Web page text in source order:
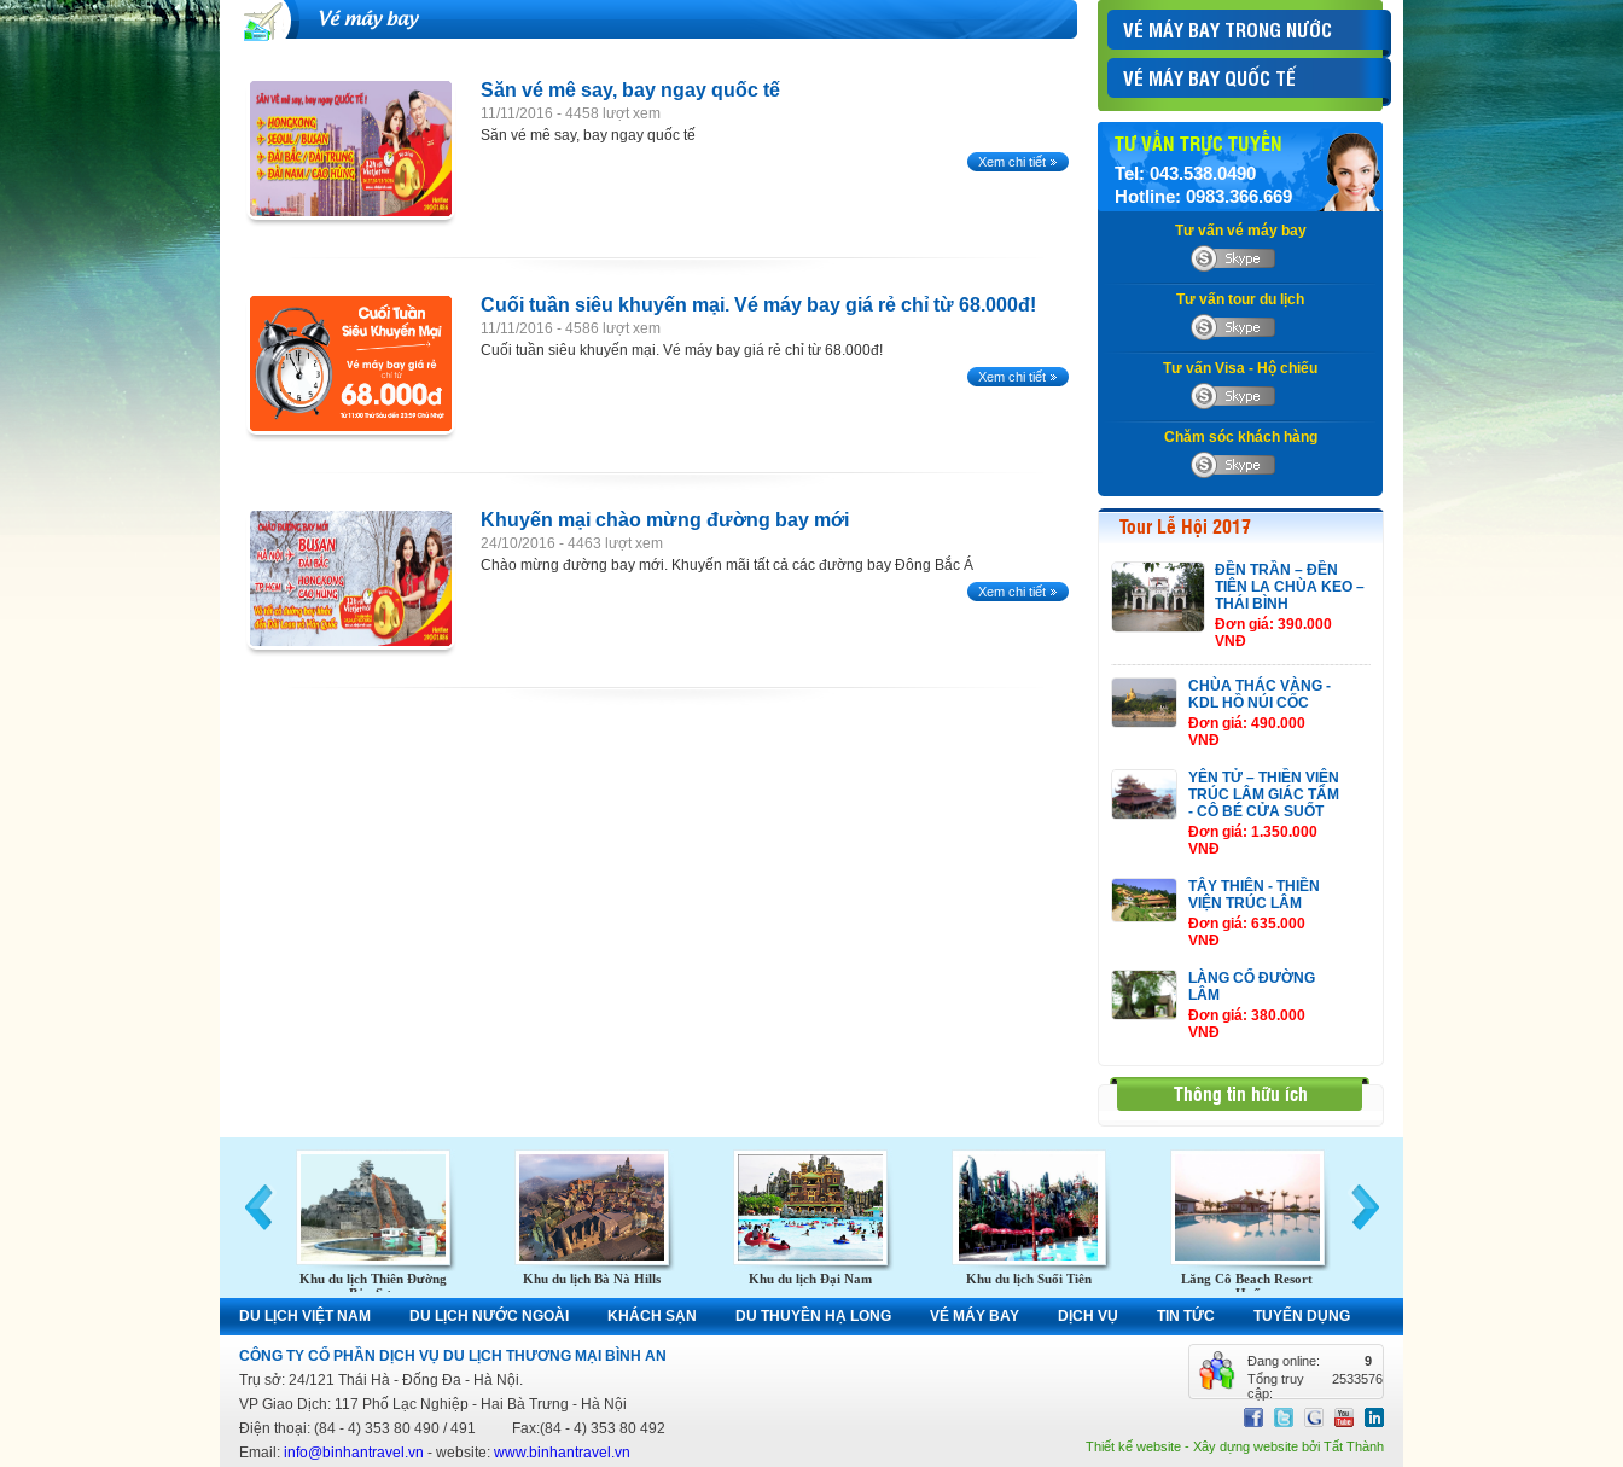
Vé máy bay
Săn vé mê say, bay ngay quốc tế
11/11/2016 - 4458 lượt xem
Săn vé mê say, bay ngay quốc tế
Xem chi tiết
Cuối tuần siêu khuyến mại. Vé máy bay giá rẻ chỉ từ 68.000đ!
11/11/2016 - 4586 lượt xem
Cuối tuần siêu khuyến mại. Vé máy bay giá rẻ chỉ từ 68.000đ!
Xem chi tiết
Khuyến mại chào mừng đường bay mới
24/10/2016 - 4463 lượt xem
Chào mừng đường bay mới. Khuyến mãi tất cả các đường bay Đông Bắc Á
Xem chi tiết
VÉ MÁY BAY TRONG NƯỚC
VÉ MÁY BAY QUỐC TẾ
TƯ VẤN TRỰC TUYẾN
Tel: 043.538.0490
Hotline: 0983.366.669
Tư vấn vé máy bay
Tư vấn tour du lịch
Tư vấn Visa - Hộ chiếu
Chăm sóc khách hàng
Tour Lễ Hội 2017
ĐỀN TRẦN – ĐỀN
TIÊN LA CHÙA KEO –
THÁI BÌNH
Đơn giá: 390.000
VNĐ
CHÙA THÁC VÀNG -
KDL HỒ NÚI CỐC
Đơn giá: 490.000
VNĐ
YÊN TỬ – THIỀN VIỆN
TRÚC LÂM GIÁC TÂM
- CÔ BÉ CỬA SUỐT
Đơn giá: 1.350.000
VNĐ
TÂY THIÊN - THIỀN
VIỆN TRÚC LÂM
Đơn giá: 635.000
VNĐ
LÀNG CỔ ĐƯỜNG
LÂM
Đơn giá: 380.000
VNĐ
Thông tin hữu ích
Khu du lịch Thiên Đường
Bảo Sơn
Khu du lịch Bà Nà Hills Khu du lịch Đại Nam Khu du lịch Suối Tiên
Lăng Cô Beach Resort
Huế
DU LỊCH VIỆT NAM DU LỊCH NƯỚC NGOÀI KHÁCH SẠN DU THUYỀN HẠ LONG VÉ MÁY BAY DỊCH VỤ TIN TỨC TUYỂN DỤNG
CÔNG TY CỔ PHẦN DỊCH VỤ DU LỊCH THƯƠNG MẠI BÌNH AN
Trụ sở: 24/121 Thái Hà - Đống Đa - Hà Nội.
VP Giao Dịch: 117 Phố Lạc Nghiệp - Hai Bà Trưng - Hà Nội
Điện thoại: (84 - 4) 353 80 490 / 491 Fax:(84 - 4) 353 80 492
Email: info@binhantravel.vn - website: www.binhantravel.vn
Đang online:
9
Tổng truy
cập:
2533576
Thiết kế website - Xây dựng website bởi Tất Thành